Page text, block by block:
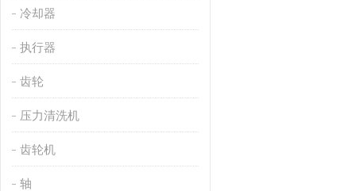
冷却器
执行器
齿轮
压力清洗机
齿轮机
轴